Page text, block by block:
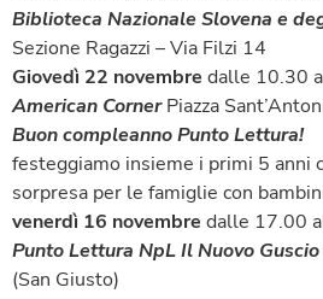
Biblioteca Nazionale Slovena e
Sezione Ragazzi – Via Filzi 14
Giovedì 22 novembre dalle 10.30
American Corner Piazza
Buon compleanno Punto Lettura!
festeggiamo insieme i primi 5 anni
sorpresa per le famiglie con
venerdì 16 novembre dalle 17.00
Punto Lettura NpL Il Nuovo Guscio
(San Giusto)